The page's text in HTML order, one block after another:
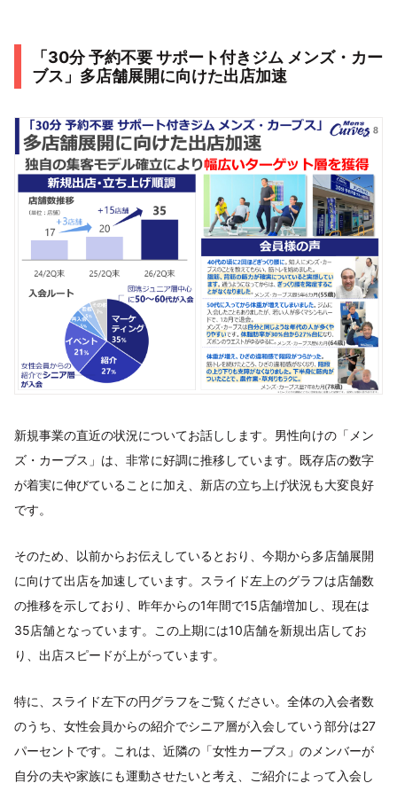
「30分 予約不要 サポート付きジム メンズ・カー
ブス」多店舗展開に向けた出店加速
新規事業の直近の状況についてお話しします。男性向けの「メン
ズ・カーブス」は、非常に好調に推移しています。既存店の数字
が着実に伸びていることに加え、新店の立ち上げ状況も大変良好
です。
そのため、以前からお伝えしているとおり、今期から多店舗展開
に向けて出店を加速しています。スライド左上のグラフは店舗数
の推移を示しており、昨年からの1年間で15店舗増加し、現在は
35店舗となっています。この上期には10店舗を新規出店してお
り、出店スピードが上がっています。
特に、スライド左下の円グラフをご覧ください。全体の入会者数
のうち、女性会員からの紹介でシニア層が入会していう部分は27
パーセントです。これは、近隣の「女性カーブス」のメンバーが
自分の夫や家族にも運動させたいと考え、ご紹介によって入会し